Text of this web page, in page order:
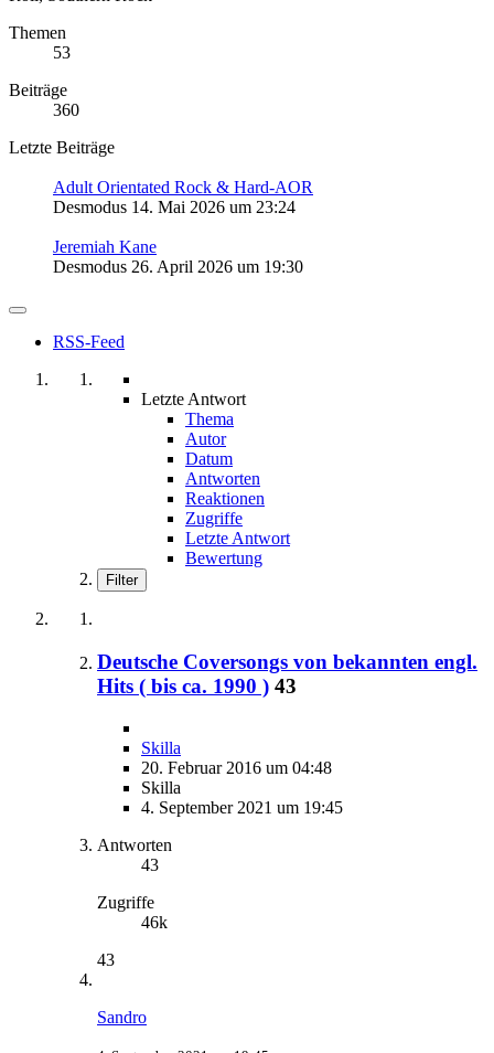
Themen
53
Beiträge
360
Letzte Beiträge
Adult Orientated Rock & Hard-AOR
Desmodus 14. Mai 2026 um 23:24
Jeremiah Kane
Desmodus 26. April 2026 um 19:30
RSS-Feed
Letzte Antwort
Thema
Autor
Datum
Antworten
Reaktionen
Zugriffe
Letzte Antwort
Bewertung
Filter
Deutsche Coversongs von bekannten engl.
Hits ( bis ca. 1990 ) 43
Skilla
20. Februar 2016 um 04:48
Skilla
4. September 2021 um 19:45
Antworten
43
Zugriffe
46k
43
Sandro